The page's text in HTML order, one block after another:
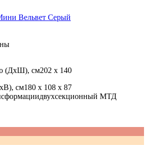
Вельвет Серый
(ДхШ), см202 x 140
, см180 x 108 x 87
двухсекционный МТД